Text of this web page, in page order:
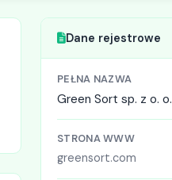
Dane rejestrowe
PEŁNA NAZWA
Green Sort sp. z o. o.
STRONA WWW
greensort.com